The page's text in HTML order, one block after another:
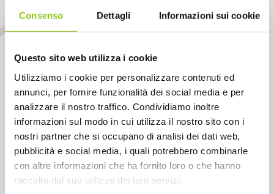
Consenso Dettagli Informazioni sui cookie
Questo sito web utilizza i cookie
Utilizziamo i cookie per personalizzare contenuti ed
annunci, per fornire funzionalità dei social media e per
analizzare il nostro traffico. Condividiamo inoltre
informazioni sul modo in cui utilizza il nostro sito con i
nostri partner che si occupano di analisi dei dati web,
pubblicità e social media, i quali potrebbero combinarle
con altre informazioni che ha fornito loro o che hanno
raccolto dal suo utilizzo dei loro servizi.